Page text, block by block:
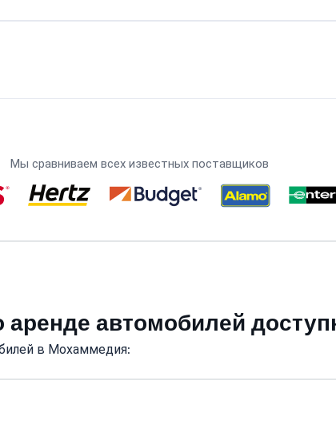
Мы сравниваем всех известных поставщиков
аренде автомобилей
в Мохаммедия: